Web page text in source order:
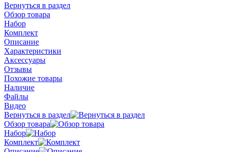
Вернуться в раздел
Обзор товара
Набор
Комплект
Описание
Характеристики
Аксессуары
Отзывы
Похожие товары
Наличие
Файлы
Видео
Вернуться в раздел
Обзор товара
Набор
Комплект